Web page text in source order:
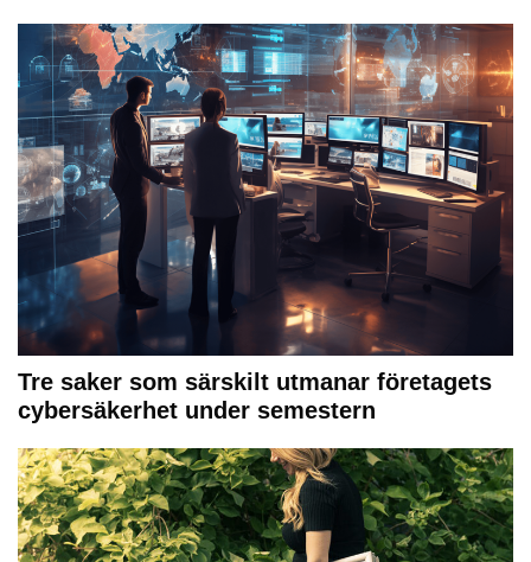
Tre saker som särskilt utmanar företagets
cybersäkerhet under semestern